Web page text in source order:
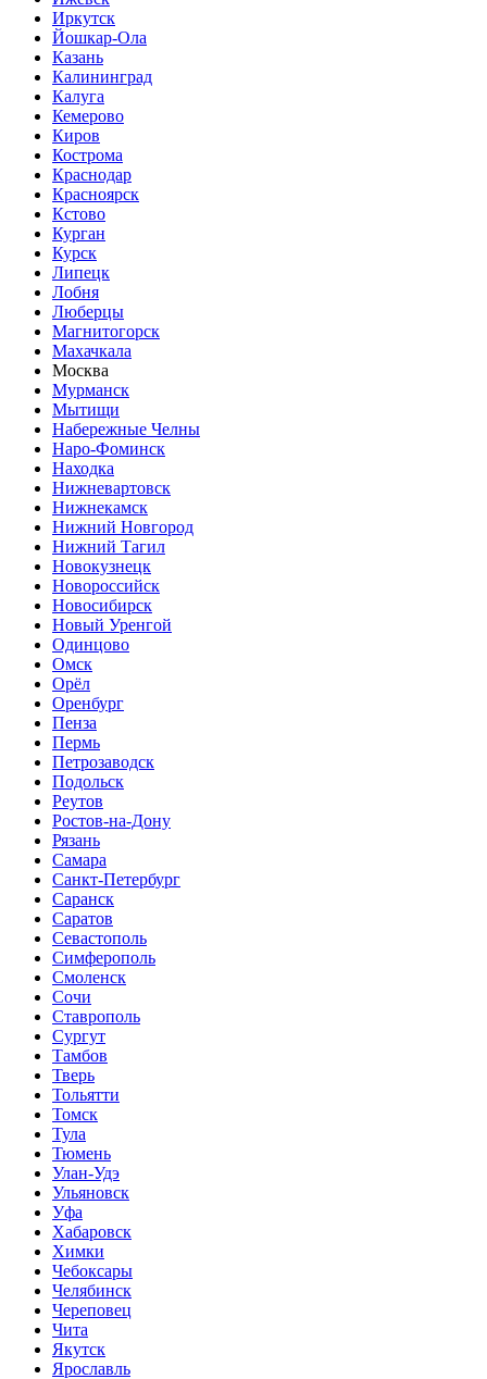
Иркутск
Йошкар-Ола
Казань
Калининград
Калуга
Кемерово
Киров
Кострома
Краснодар
Красноярск
Кстово
Курган
Курск
Липецк
Лобня
Люберцы
Магнитогорск
Махачкала
Москва
Мурманск
Мытищи
Набережные Челны
Наро-Фоминск
Находка
Нижневартовск
Нижнекамск
Нижний Новгород
Нижний Тагил
Новокузнецк
Новороссийск
Новосибирск
Новый Уренгой
Одинцово
Омск
Орёл
Оренбург
Пенза
Пермь
Петрозаводск
Подольск
Реутов
Ростов-на-Дону
Рязань
Самара
Санкт-Петербург
Саранск
Саратов
Севастополь
Симферополь
Смоленск
Сочи
Ставрополь
Сургут
Тамбов
Тверь
Тольятти
Томск
Тула
Тюмень
Улан-Удэ
Ульяновск
Уфа
Хабаровск
Химки
Чебоксары
Челябинск
Череповец
Чита
Якутск
Ярославль